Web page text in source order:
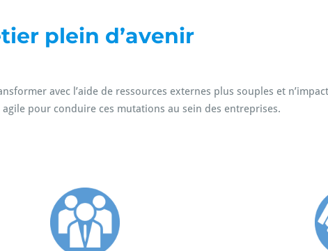
plein d’avenir
avec l’aide de ressources externes plus souples et
pour conduire ces mutations au sein des entreprises.